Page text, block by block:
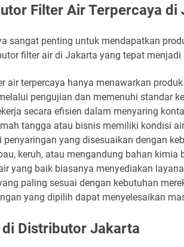
Filter Air Terpercaya di
sangat penting untuk mendapatkan
filter air di Jakarta yang tepat
air terpercaya hanya menawarkan
pengujian dan memenuhi standar
secara efisien dalam menyaring
tangga atau bisnis memiliki kondisi
yang disesuaikan dengan
keruh, atau mengandung bahan kimia
yang baik biasanya menyediakan
paling sesuai dengan kebutuhan
yang dipilih dapat menyelesaikan
Distributor Jakarta